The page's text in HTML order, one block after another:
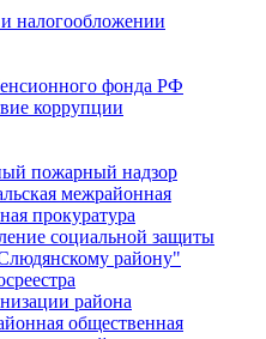
налогообложении
фонда РФ
коррупции
пожарный надзор
межрайонная
прокуратура
социальной защиты
району"
района
общественная